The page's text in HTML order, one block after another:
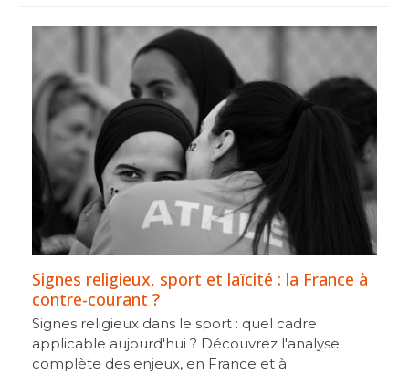
Signes religieux, sport et laïcité : la France à
contre-courant ?
Signes religieux dans le sport : quel cadre
applicable aujourd'hui ? Découvrez l'analyse
complète des enjeux, en France et à